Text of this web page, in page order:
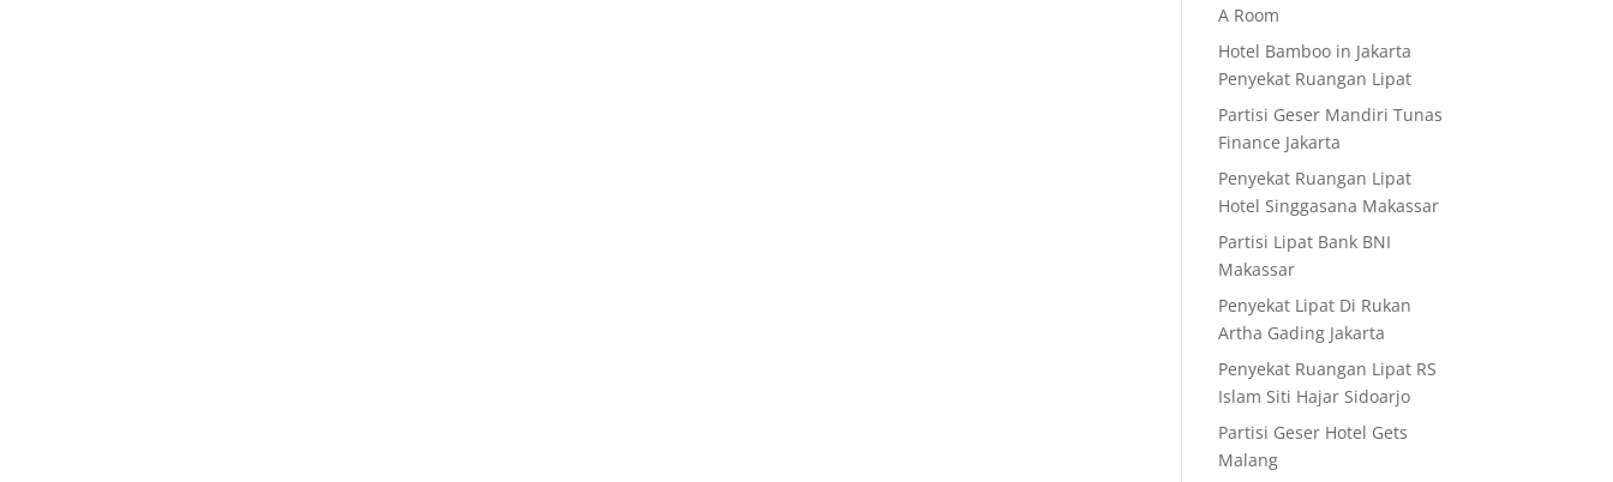
A Room
Hotel Bamboo in Jakarta
Penyekat Ruangan Lipat
Partisi Geser Mandiri Tunas
Finance Jakarta
Penyekat Ruangan Lipat
Hotel Singgasana Makassar
Partisi Lipat Bank BNI
Makassar
Penyekat Lipat Di Rukan
Artha Gading Jakarta
Penyekat Ruangan Lipat RS
Islam Siti Hajar Sidoarjo
Partisi Geser Hotel Gets
Malang